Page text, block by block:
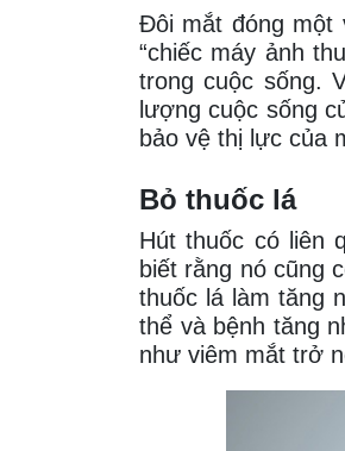
Đôi mắt đóng một
“chiếc máy ảnh
trong cuộc sống.
lượng cuộc sống
bảo vệ thị lực của
Bỏ thuốc lá
Hút thuốc có liên
biết rằng nó cũng
thuốc lá làm tăng
thể và bệnh tăng
như viêm mắt trở